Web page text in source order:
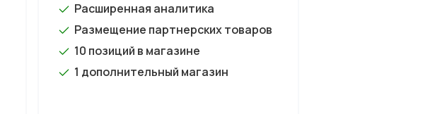
Расширенная аналитика
Размещение партнерских товаров
10 позиций в магазине
1 дополнительный магазин